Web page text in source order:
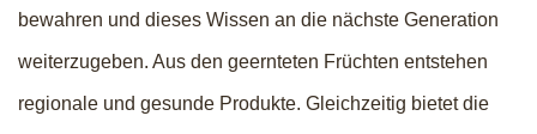
bewahren und dieses Wissen an die nächste Generation
weiterzugeben. Aus den geernteten Früchten entstehen
regionale und gesunde Produkte. Gleichzeitig bietet die